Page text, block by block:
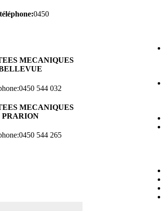
:0450
MECANIQUES
:0450 544 032
MECANIQUES
PRARION
:0450 544 265